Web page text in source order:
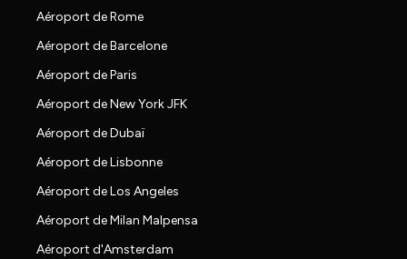
Aéroport de Rome
Aéroport de Barcelone
Aéroport de Paris
Aéroport de New York JFK
Aéroport de Dubaï
Aéroport de Lisbonne
Aéroport de Los Angeles
Aéroport de Milan Malpensa
Aéroport d'Amsterdam